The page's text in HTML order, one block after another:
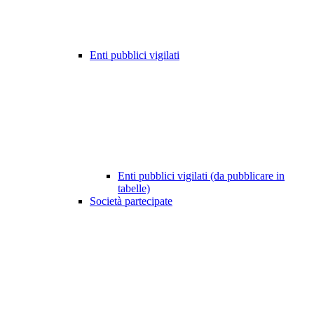
Enti pubblici vigilati
Enti pubblici vigilati (da pubblicare in
tabelle)
Società partecipate